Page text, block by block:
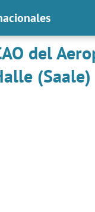
del
(Saale)